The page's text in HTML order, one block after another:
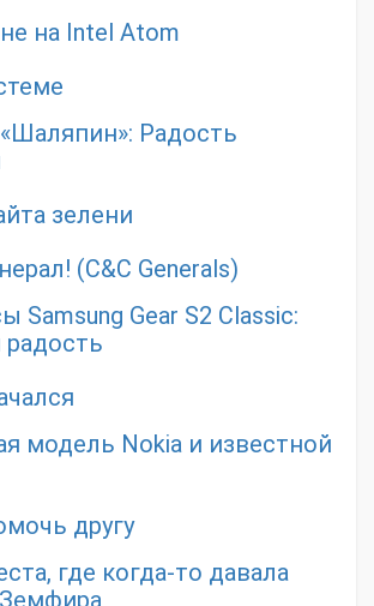
на Intel Atom
Радость
зелени
(C&C Generals)
Samsung Gear S2 Classic:
радость
модель Nokia и известной
другу
где когда-то давала